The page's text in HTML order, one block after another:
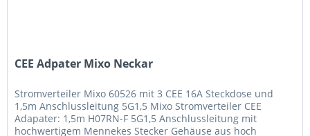
CEE Adpater Mixo Neckar
Stromverteiler Mixo 60526 mit 3 CEE 16A Steckdose und
1,5m Anschlussleitung 5G1,5 Mixo Stromverteiler CEE
Adapater: 1,5m H07RN-F 5G1,5 Anschlussleitung mit
hochwertigem Mennekes Stecker Gehäuse aus hoch